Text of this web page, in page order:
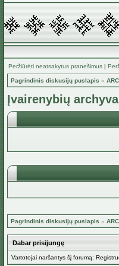
Peržiūrėti neatsakytus pranešimus |
Pagrindinis diskusijų puslapis »
Įvairenybių
Pagrindinis diskusijų puslapis »
Dabar prisijungę
Vartotojai naršantys šį forumą: